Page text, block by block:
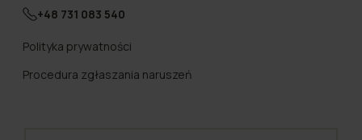
+48 731 083 540
Polityka prywatności
Procedura zgłaszania naruszeń